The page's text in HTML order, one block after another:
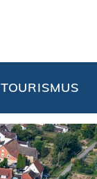
TOURISMUS